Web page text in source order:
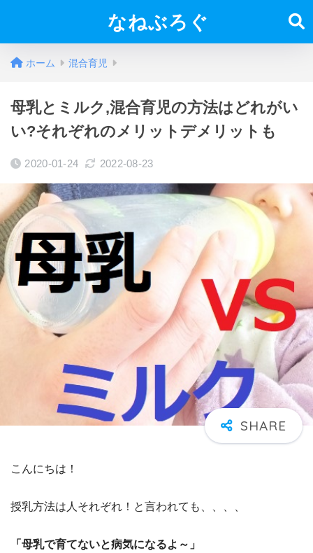
なねぶろぐ
ホーム 混合育児
母乳とミルク,混合育児の方法はどれがい
い?それぞれのメリットデメリットも
2020-01-24 2022-08-23
こんにちは！
授乳方法は人それぞれ！と言われても、、、、
「母乳で育てないと病気になるよ～」